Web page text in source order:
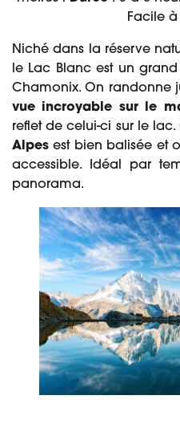
Facile
Niché dans la réserve
le Lac Blanc est un
Chamonix. On randonne
vue incroyable sur le
reflet de celui-ci sur le lac.
Alpes est bien balisée et
accessible. Idéal par
panorama.